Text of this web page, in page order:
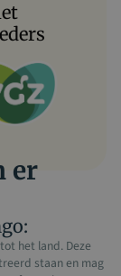
er
het land. Deze
staan en mag